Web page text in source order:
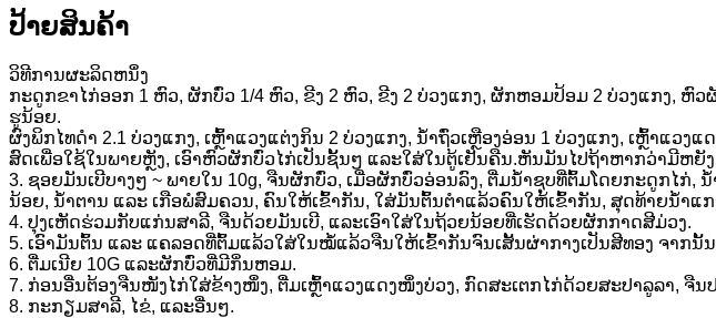
ປ້າຍສິນຄ້າ
ວິ​ທີ​ການ​ຜະ​ລິດ​ຫນຶ່ງ​
ກະດູກຂາໄກ່ອອກ 1 ຫົວ, ຜັກບົ່ວ 1/4 ຫົວ, ຂີງ 2 ຫົວ, ຂີງ 2 ບ່ວງແກງ, ຜັກຫອມປ້ອມ 2 ບ່ວງແກງ,
ຮູນ້ອຍ.
ຜົງພິກໄທດຳ 2.1 ບ່ວງແກງ, ເຫຼົ້າແວງແຕ່ງກິນ 2 ບ່ວງແກງ, ນ້ຳຖົ່ວເຫຼືອງອ່ອນ 1 ບ່ວງແກງ, ເຫຼົ້າແວງ
ສົດເພື່ອໃຊ້ໃນພາຍຫຼັງ, ເອົາຫົວຜັກບົ່ວໄກ່ເປັນຊັ້ນໆ ແລະໃສ່ໃນຕູ້ເຢັນຄືນ.ຫັນ​ມັນ​ໄປ​ຖ້າ​ຫາກ​ວ່າ​ມີ​ຫຍັງ​
3. ຊອຍມັນເບີບາງໆ ~ ພາຍໃນ 10g, ຈືນຜັກບົ່ວ, ເມື່ອຜັກບົ່ວອ່ອນລົງ, ຕື່ມນ້ໍາຊຸບທີ່ຕົ້ມໂດຍກະດູກໄກ່,
ນ້ອຍ, ນ້ຳຕານ ແລະ ເກືອພໍສົມຄວນ, ຄົນໃຫ້ເຂົ້າກັນ, ໃສ່ມັນຕົ້ນຕຳແລ້ວຄົນໃຫ້ເຂົ້າກັນ, ສຸດທ້າຍນ້ຳແ
4. ປຸງເຫັດຮ່ວມກັບແກ່ນສາລີ, ຈືນດ້ວຍມັນເບີ, ແລະເອົາໃສ່ໃນຖ້ວຍນ້ອຍທີ່ເຮັດດ້ວຍຜັກກາດສີມ່ວງ.
5. ເອົາມັນຕົ້ນ ແລະ ແຄລອດທີ່ຕົ້ມແລ້ວໃສ່ໃນໝໍ້ແລ້ວຈືນໃຫ້ເຂົ້າກັນຈົນເສັ້ນຜ່າກາງເປັນສີທອງ ຈາກນັ້
6. ຕື່ມເນີຍ 10G ແລະຜັກບົ່ວທີ່ມີກິ່ນຫອມ.
7. ກ່ອນ​ອື່ນ​ຕ້ອງ​ຈືນ​ໜັງ​ໄກ່​ໃສ່​ຂ້າງ​ໜຶ່ງ, ຕື່ມ​ເຫຼົ້າ​ແວງ​ແດງ​ໜຶ່ງ​ບ່ວງ, ກົດ​ສະ​ເຕກ​ໄກ່​ດ້ວຍ​ສະ​ປາ​ລູ​ລາ, ຈືນ​
8. ກະກຽມສາລີ, ໄຂ່, ແລະອື່ນໆ.